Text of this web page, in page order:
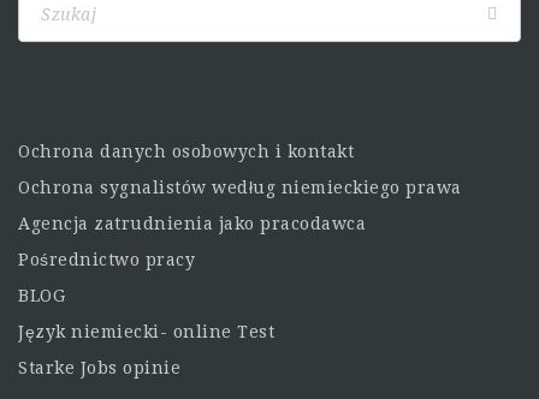
Ochrona danych osobowych i kontakt
Ochrona sygnalistów według niemieckiego prawa
Agencja zatrudnienia jako pracodawca
Pośrednictwo pracy
BLOG
Język niemiecki- online Test
Starke Jobs opinie